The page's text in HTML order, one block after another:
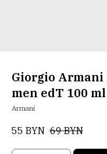
Giorgio
men edT 100 ml
Armani
55 BYN 69 BYN